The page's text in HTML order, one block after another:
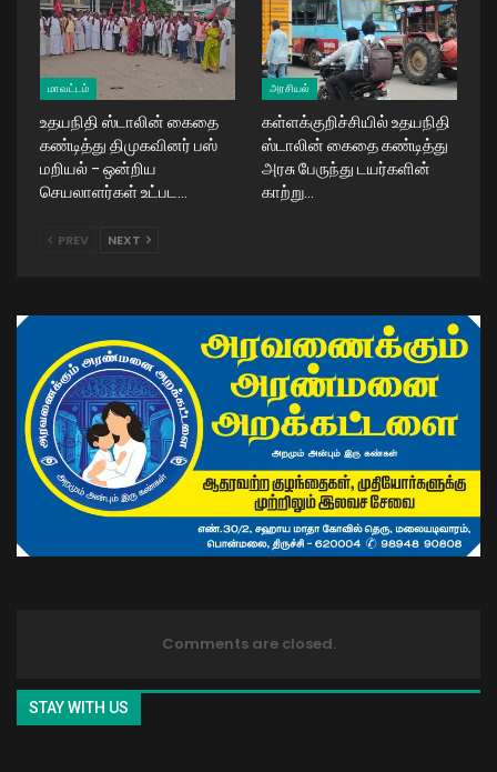
மாவட்டம்
உதயநிதி ஸ்டாலின் கைதை
கண்டித்து திமுகவினர் பஸ்
மறியல் – ஒன்றிய
செயலாளர்கள் உட்பட…
அரசியல்
கள்ளக்குறிச்சியில் உதயநிதி
ஸ்டாலின் கைதை கண்டித்து
அரசு பேருந்து டயர்களின்
காற்று…
PREV NEXT
Comments are closed.
STAY WITH US